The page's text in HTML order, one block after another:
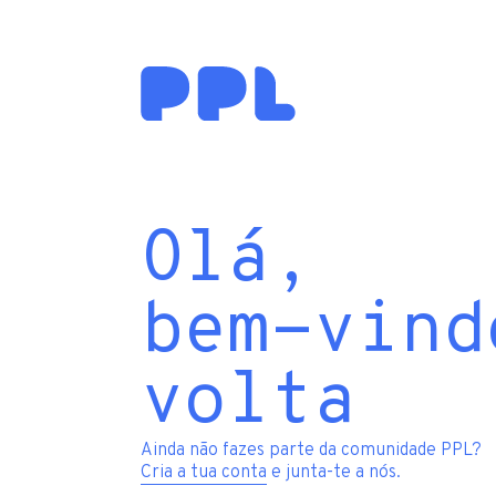
Olá,
bem-
volta
Ainda não fazes parte da comunidade PPL?
Cria a tua conta e junta-te a nós.